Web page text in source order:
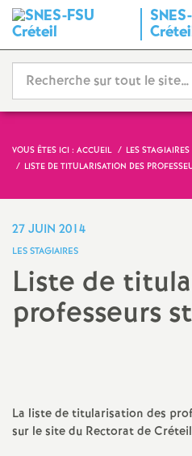
SNES-
VOUS ÊTES ICI : ACCUEIL
LES STAGIAIRES
LISTE DE TITULARISATION DES
27 JUIN 2014
LES STAGIAIRES
Liste de
professeurs
La liste de titularisation des
sur le site du Rectorat de